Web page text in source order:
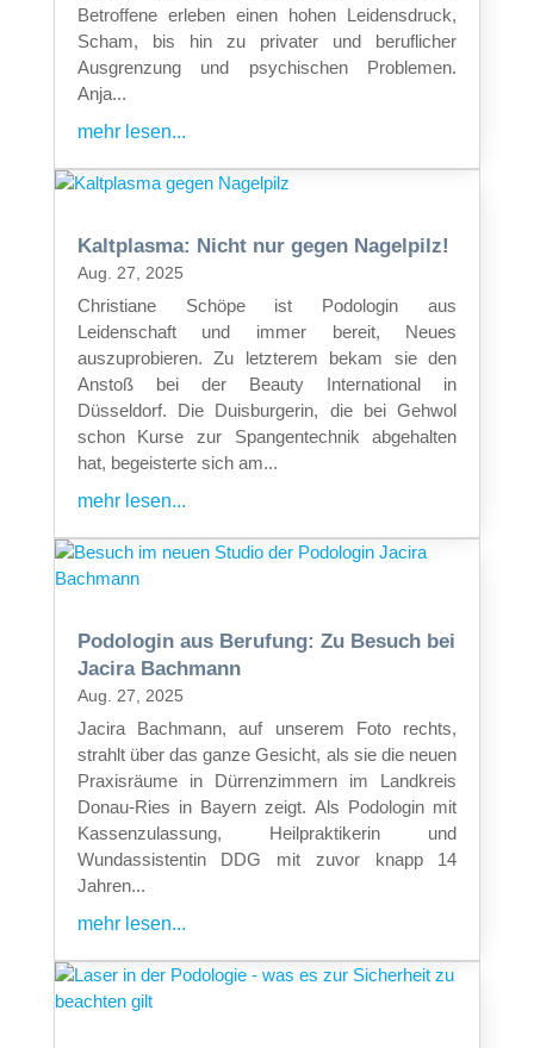
Betroffene erleben einen hohen Leidensdruck,
Scham, bis hin zu privater und beruflicher
Ausgrenzung und psychischen Problemen.
Anja...
mehr lesen...
Kaltplasma: Nicht nur gegen Nagelpilz!
Aug. 27, 2025
Christiane Schöpe ist Podologin aus
Leidenschaft und immer bereit, Neues
auszuprobieren. Zu letzterem bekam sie den
Anstoß bei der Beauty International in
Düsseldorf. Die Duisburgerin, die bei Gehwol
schon Kurse zur Spangentechnik abgehalten
hat, begeisterte sich am...
mehr lesen...
Podologin aus Berufung: Zu Besuch bei
Jacira Bachmann
Aug. 27, 2025
Jacira Bachmann, auf unserem Foto rechts,
strahlt über das ganze Gesicht, als sie die neuen
Praxisräume in Dürrenzimmern im Landkreis
Donau-Ries in Bayern zeigt. Als Podologin mit
Kassenzulassung, Heilpraktikerin und
Wundassistentin DDG mit zuvor knapp 14
Jahren...
mehr lesen...